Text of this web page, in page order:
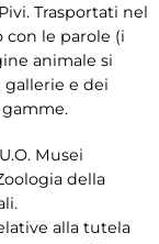
Trasportati nel
con le parole (i
animale si
e dei
Musei
della
alla tutela